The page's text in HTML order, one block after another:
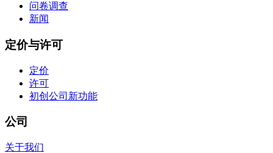
问卷调查
新闻
定价与许可
定价
许可
初创公司 新功能
公司
关于我们